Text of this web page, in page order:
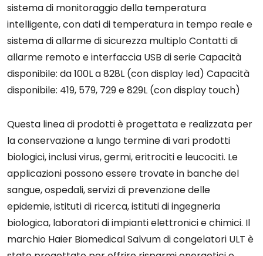
sistema di monitoraggio della temperatura
intelligente, con dati di temperatura in tempo reale e
sistema di allarme di sicurezza multiplo Contatti di
allarme remoto e interfaccia USB di serie Capacità
disponibile: da 100L a 828L (con display led) Capacità
disponibile: 419, 579, 729 e 829L (con display touch)
Questa linea di prodotti è progettata e realizzata per
la conservazione a lungo termine di vari prodotti
biologici, inclusi virus, germi, eritrociti e leucociti. Le
applicazioni possono essere trovate in banche del
sangue, ospedali, servizi di prevenzione delle
epidemie, istituti di ricerca, istituti di ingegneria
biologica, laboratori di impianti elettronici e chimici. Il
marchio Haier Biomedical Salvum di congelatori ULT è